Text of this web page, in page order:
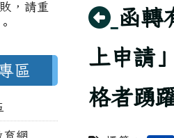
，請重
區
網
回上
函轉
上申請
格者踴